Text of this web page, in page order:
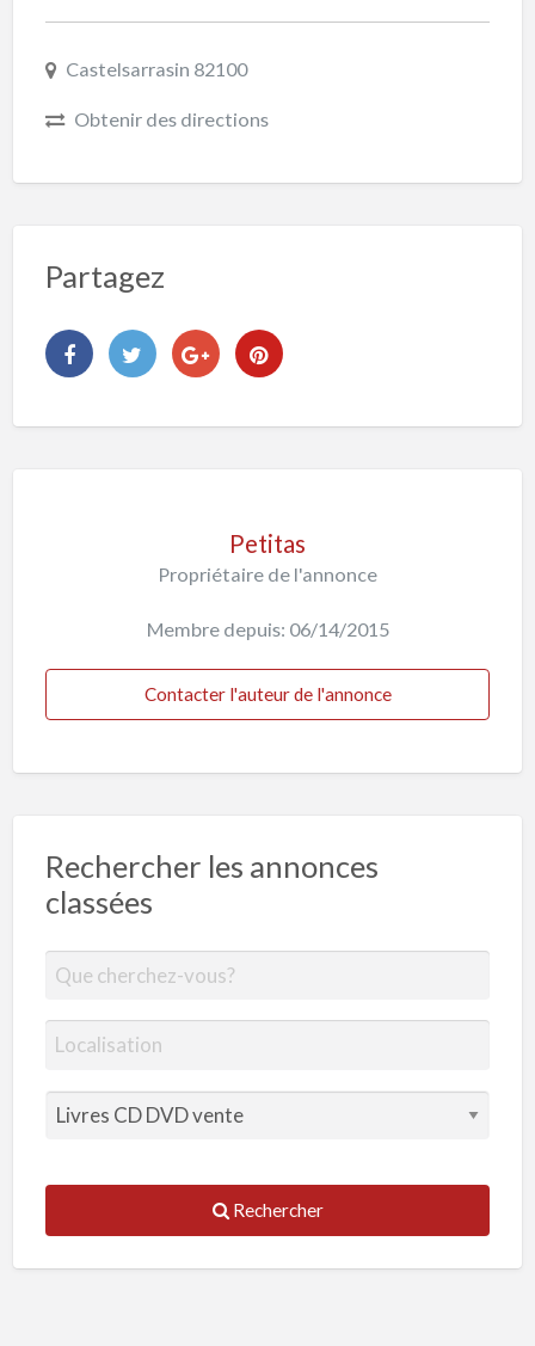
Castelsarrasin 82100
Obtenir des directions
Partagez
Petitas
Propriétaire de l'annonce
Membre depuis: 06/14/2015
Contacter l'auteur de l'annonce
Rechercher les annonces
classées
Rechercher